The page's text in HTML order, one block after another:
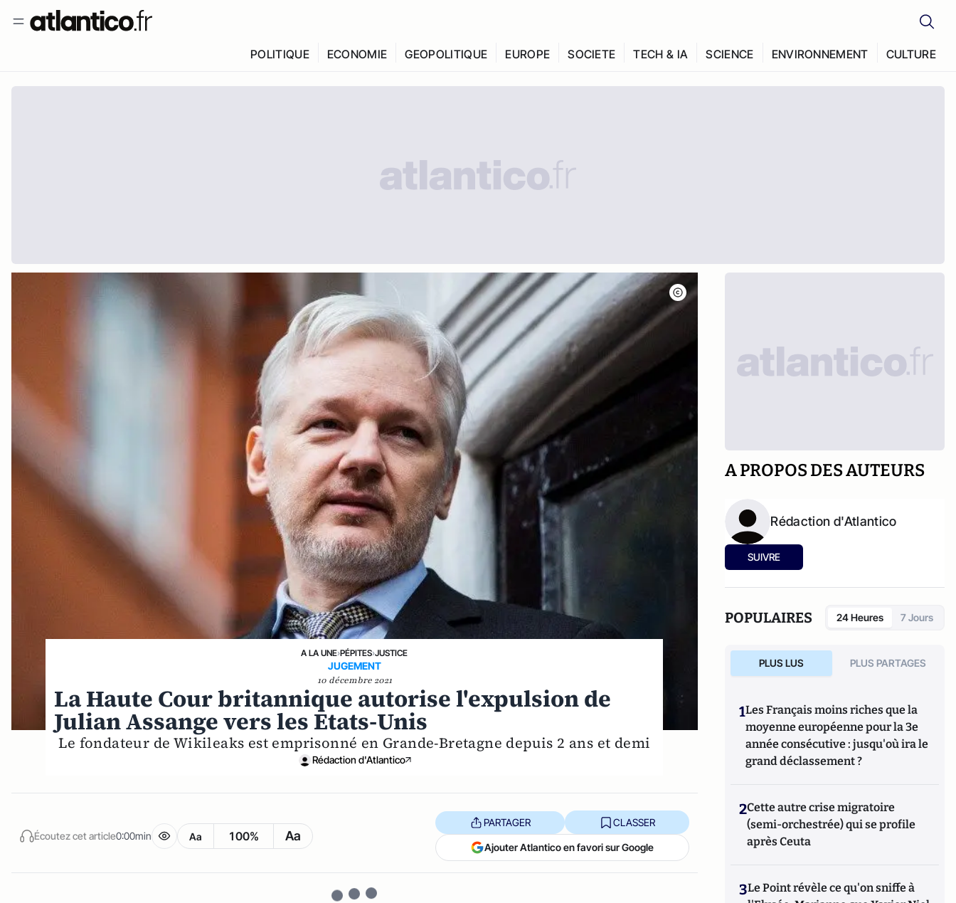
POLITIQUE ECONOMIE GEOPOLITIQUE EUROPE SOCIETE TECH & IA SCIENCE ENVIRONNEMENT CULTURE
A LA UNE›PÉPITES›JUSTICE
JUGEMENT
10 décembre 2021
La Haute Cour britannique autorise l'expulsion de
Julian Assange vers les Etats-Unis
Le fondateur de Wikileaks est emprisonné en Grande-Bretagne depuis 2 ans et demi
Rédaction d'Atlantico
Écoutez cet article0:00min Aa 100% Aa
PARTAGER CLASSER
Ajouter Atlantico en favori sur Google
A PROPOS DES AUTEURS
Rédaction d'Atlantico
SUIVRE
POPULAIRES 24 Heures 7 Jours
PLUS LUS PLUS PARTAGES
1Les Français moins riches que la
moyenne européenne pour la 3e
année consécutive : jusqu'où ira le
grand déclassement ?
2Cette autre crise migratoire
(semi-orchestrée) qui se profile
après Ceuta
3Le Point révèle ce qu'on sniffe à